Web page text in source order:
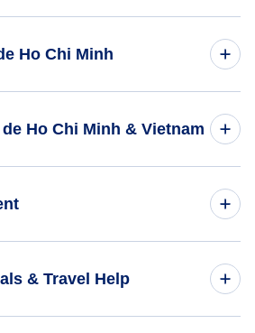
Ho Chi Minh
Ciudad de Ho Chi Minh - JBR a SGN
Ho Chi Minh & Vietnam
& Travel Help